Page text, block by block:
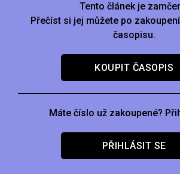
Tento článek je
Přečíst si jej můžete po
časopisu.
KOUPIT ČASOPIS
Máte číslo už zakoupené?
PŘIHLÁSIT SE